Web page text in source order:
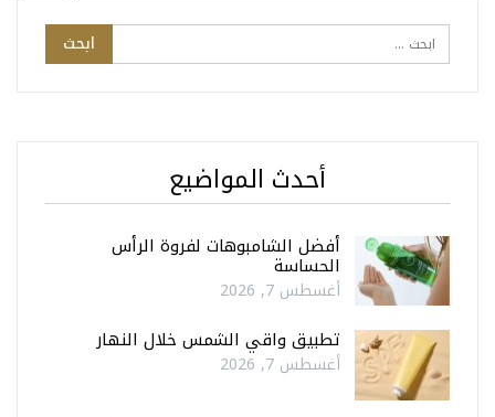
أحدث المواضيع
أفضل الشامبوهات لفروة الرأس
الحساسة
أغسطس 7, 2026
تطبيق واقي الشمس خلال النهار
أغسطس 7, 2026